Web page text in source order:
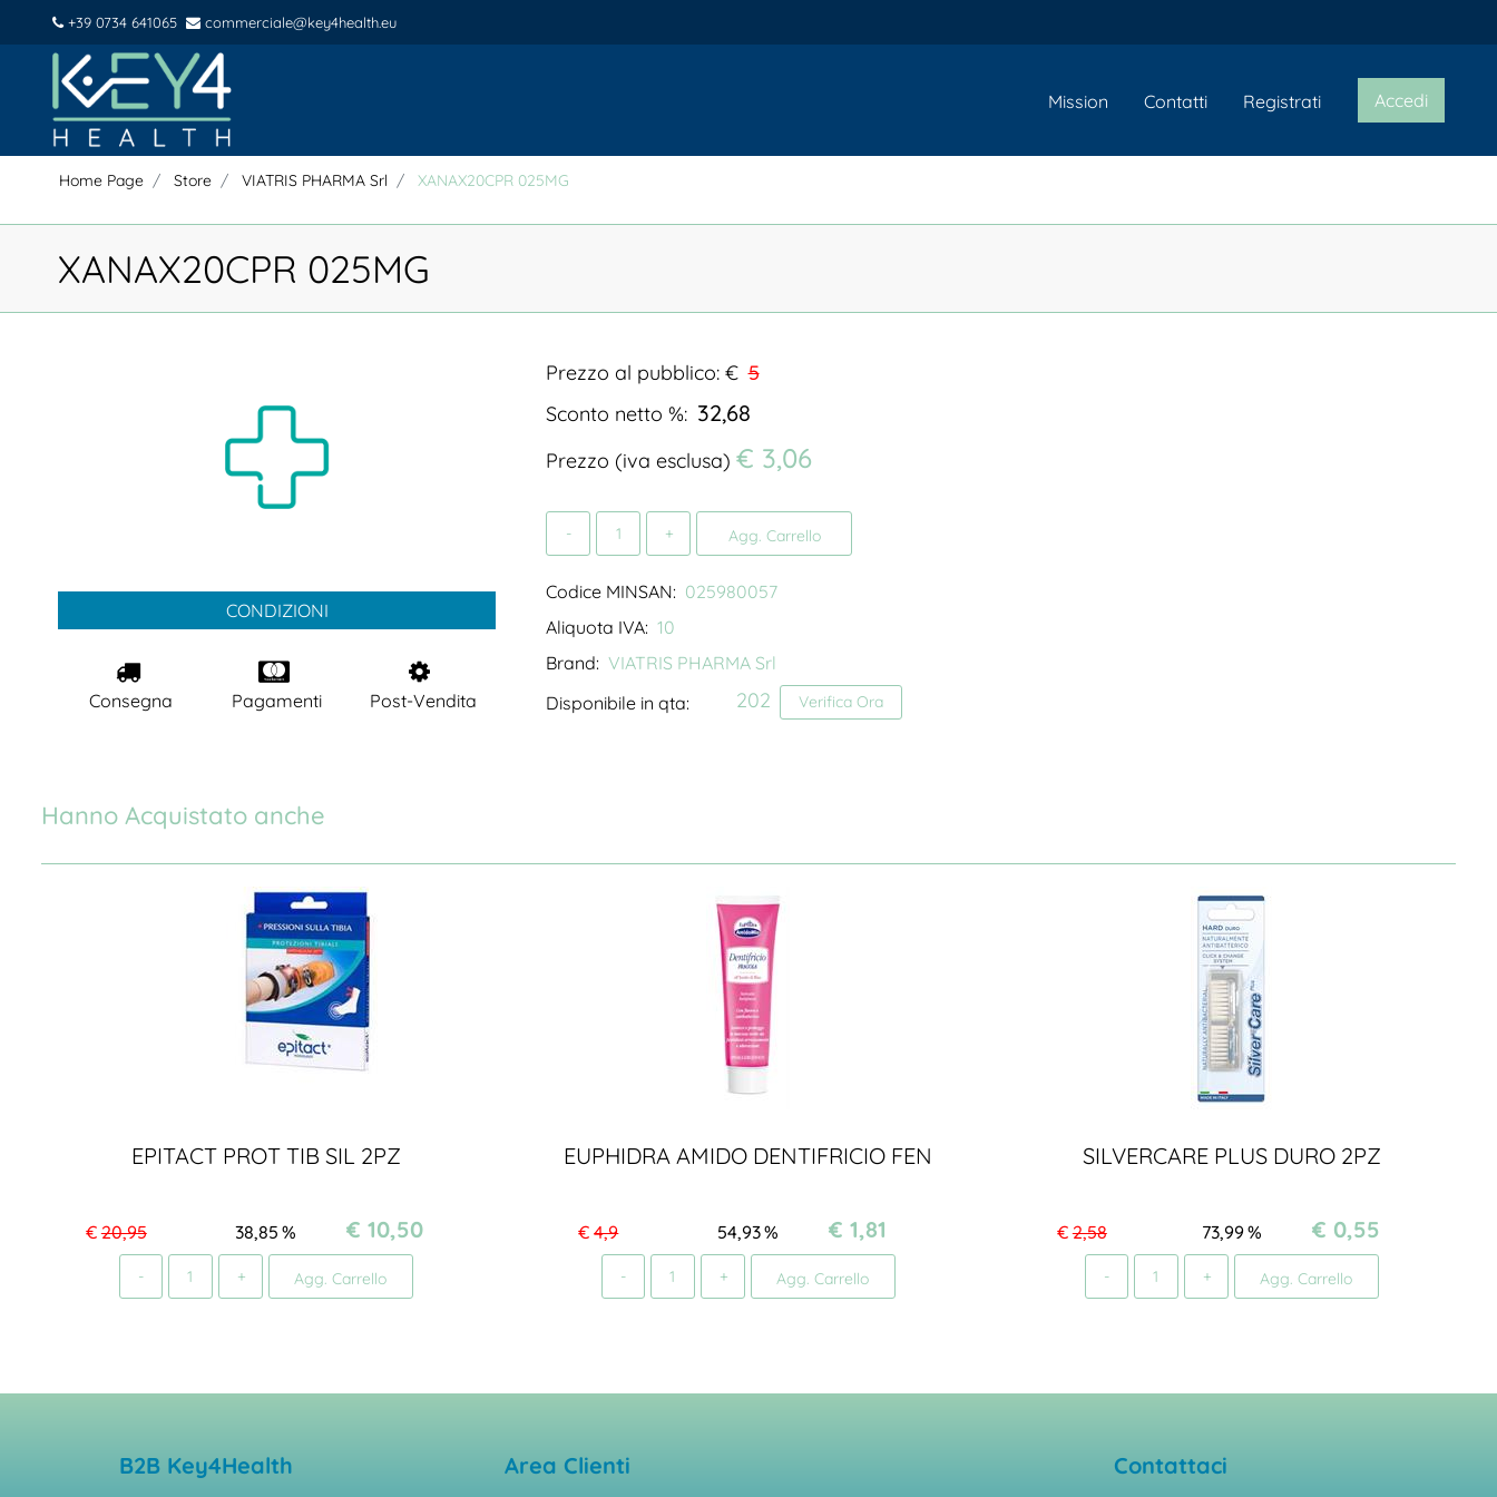
+39 0734 641065 commerciale@key4health.eu
Mission Contatti Registrati Accedi
Home Page Store VIATRIS PHARMA Srl XANAX20CPR 025MG
XANAX20CPR 025MG
CONDIZIONI
Consegna Pagamenti Post-Vendita
Prezzo al pubblico: € 5
Sconto netto %: 32,68
Prezzo (iva esclusa) € 3,06
Agg. Carrello
Codice MINSAN: 025980057
Aliquota IVA: 10
Brand: VIATRIS PHARMA Srl
Disponibile in qta:
Verifica Ora
202
Hanno Acquistato anche
EPITACT PROT TIB SIL 2PZ
€20,95 %
38,85 € 10,50
Agg. Carrello
EUPHIDRA AMIDO DENTIFRICIO FEN
€ 4,9 %
54,93 € 1,81
Agg. Carrello
SILVERCARE PLUS DURO 2PZ
€2,58 %
73,99 € 0,55
Agg. Carrello
B2B Key4Health Area Clienti Contattaci